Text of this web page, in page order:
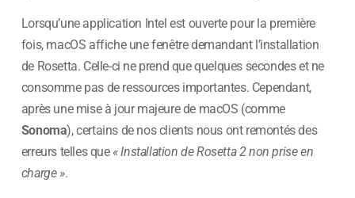
Lorsqu’une application Intel est ouverte pour la première
fois, macOS affiche une fenêtre demandant l’installation
de Rosetta. Celle-ci ne prend que quelques secondes et ne
consomme pas de ressources importantes. Cependant,
après une mise à jour majeure de macOS (comme
Sonoma), certains de nos clients nous ont remontés des
erreurs telles que « Installation de Rosetta 2 non prise en
charge ».